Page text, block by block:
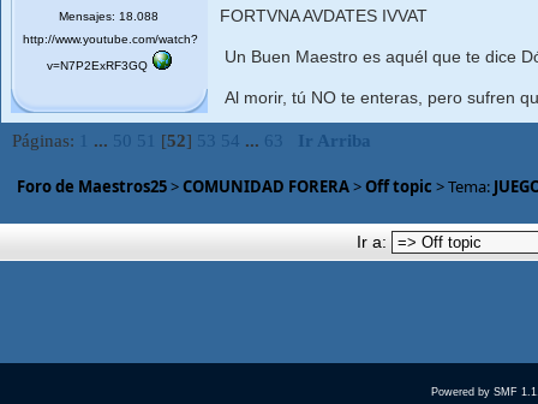
Mensajes: 18.088
http://www.youtube.com/watch?
v=N7P2ExRF3GQ
FORTVNA AVDATES IVVAT
Un Buen Maestro es aquél que te dice
Al morir, tú NO te enteras, pero sufren
Páginas: ... 50 51 [52] 53 54 ... 63 Ir Arriba
Foro de Maestros25>COMUNIDAD FORERA>Off topic > Tema:
Ir a:
Powered by SMF